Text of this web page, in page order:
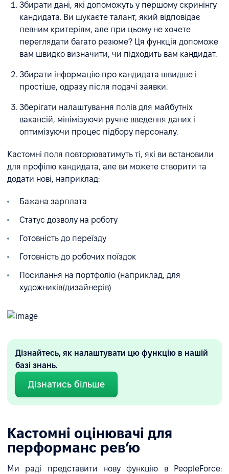
Збирати дані, які допоможуть у першому скринінгу
кандидата. Ви шукаєте талант, який відповідає
певним критеріям, але при цьому не хочете
переглядати багато резюме? Ця функція допоможе
вам швидко визначити, чи підходить вам кандидат.
Збирати інформацію про кандидата швидше і
простіше, одразу після подачі заявки.
Зберігати налаштування полів для майбутніх
вакансій, мінімізуючи ручне введення даних і
оптимізуючи процес підбору персоналу.
Кастомні поля повторюватимуть ті, які ви встановили
для профілю кандидата, але ви можете створити та
додати нові, наприклад:
Бажана зарплата
Статус дозволу на роботу
Готовність до переїзду
Готовність до робочих поїздок
Посилання на портфоліо (наприклад, для
художників/дизайнерів)
Дізнайтесь, як налаштувати цю функцію в нашій
базі знань.
Дізнатись більше
Кастомні оцінювачі для
перформанс ревʼю
Ми раді представити нову функцію в PeopleForce: